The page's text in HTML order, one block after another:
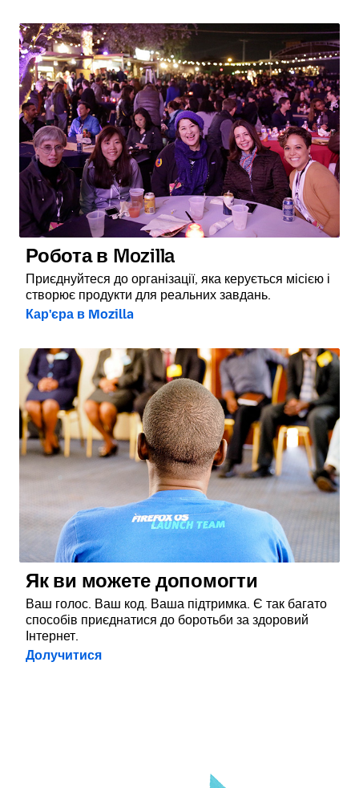
Робота в Mozilla
Приєднуйтеся до організації, яка керується місією і
створює продукти для реальних завдань.
Кар'єра в Mozilla
Як ви можете допомогти
Ваш голос. Ваш код. Ваша підтримка. Є так багато
способів приєднатися до боротьби за здоровий
Інтернет.
Долучитися